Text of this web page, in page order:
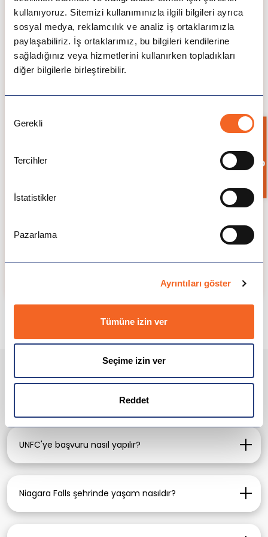
kullanıyoruz. Sitemizi kullanımınızla ilgili bilgileri ayrıca
sosyal medya, reklamcılık ve analiz iş ortaklarımızla
paylaşabiliriz. İş ortaklarımız, bu bilgileri kendilerine
sağladığınız veya hizmetlerini kullanırken topladıkları
diğer bilgilerle birleştirebilir.
Seçimi
Gerekli
Tercihler
İstatistikler
Pazarlama
Ayrıntıları göster
Tümüne izin ver
Seçime izin ver
Reddet
Ortalama Aylık Giderler:
Gıda: 250–350 CAD
Konaklama: 700–1.100 CAD
Ulaşım: 50–70 CAD
Niagara Falls Üniversitesi –
Niagara Falls Üniversitesi, mezunlarına dijital
sektörlerde iş bulma fırsatları sunar. Öğrenciler;
kariyer ofisi desteği, işveren etkinlikleri ve co-op
Sıkça Sorulan Sorular
UNFC'ye başvuru nasıl yapılır?
ICES Turkey aracılığı ile, üniversitenin online
portalı kullanılarak başvuru yapabilirsiniz.
Niagara Falls şehrinde yaşam nasıldır?
Uygun fiyatlı, turistik ve güvenli bir şehir olup
Bilgi İste